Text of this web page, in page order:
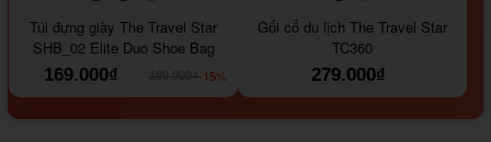
#000000#964B00
Túi đựng giày The Travel Star
SHB_02 Elite Duo Shoe Bag
169.000₫
-15%
Gối cổ du lịch The Travel Star
TC360
279.000₫